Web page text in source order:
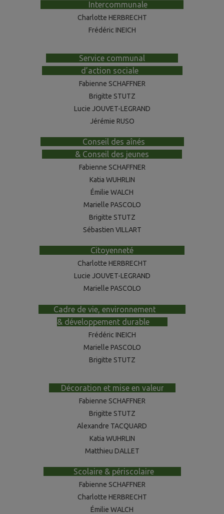
Intercommunale
Charlotte HERBRECHT
Frédéric INEICH
Service communal
d’action sociale--------------
Fabienne SCHAFFNER
Brigitte STUTZ
Lucie JOUVET-LEGRAND
Jérémie RUSO
Conseil des aînés
& Conseil des jeunes
Fabienne SCHAFFNER
Katia WUHRLIN
Émilie WALCH
Marielle PASCOLO
Brigitte STUTZ
Sébastien VILLART
Citoyenneté
Charlotte HERBRECHT
Lucie JOUVET-LEGRAND
Marielle PASCOLO
Cadre de vie, environnement
& développement durable------
Frédéric INEICH
Marielle PASCOLO
Brigitte STUTZ
Décoration et mise en valeur----
Fabienne SCHAFFNER
Brigitte STUTZ
Alexandre TACQUARD
Katia WUHRLIN
Matthieu DALLET
Scolaire & périscolaire---------
Fabienne SCHAFFNER
Charlotte HERBRECHT
Émilie WALCH